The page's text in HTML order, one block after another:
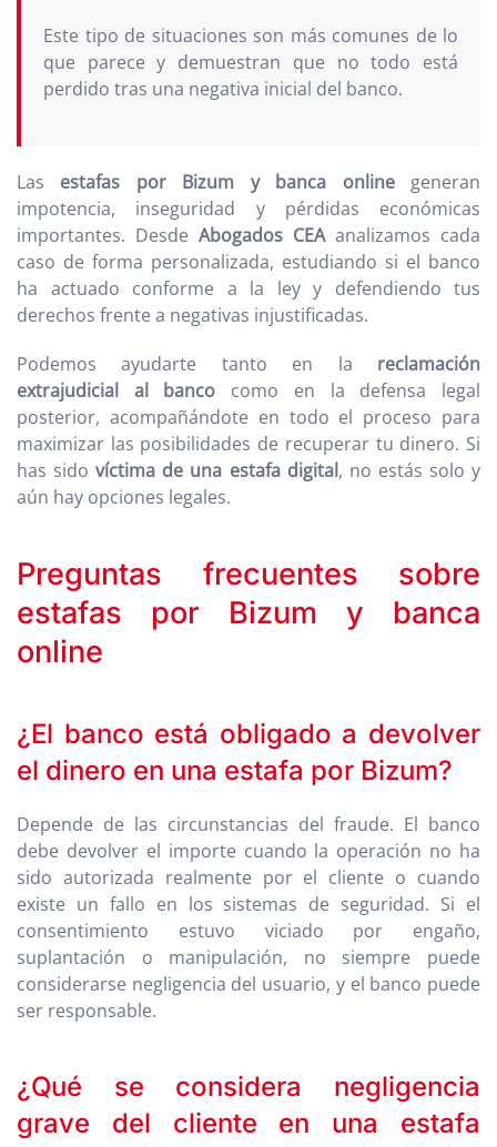
Este tipo de situaciones son más comunes de lo
que parece y demuestran que no todo está
perdido tras una negativa inicial del banco.
Las estafas por Bizum y banca onlinegeneran
impotencia, inseguridad y pérdidas económicas
importantes. Desde Abogados CEAanalizamos cada
caso de forma personalizada, estudiando si el banco
ha actuado conforme a la ley y defendiendo tus
derechos frente a negativas injustificadas.
Podemos ayudarte tanto en la reclamación
extrajudicial al banco como en la defensa legal
posterior, acompañándote en todo el proceso para
maximizar las posibilidades de recuperar tu dinero. Si
has sidovíctima de una estafa digital, no estás solo y
aún hay opciones legales.
Preguntas frecuentes sobre
estafas por Bizum y banca
online
¿El banco está obligado a devolver
el dinero en una estafa por Bizum?
Depende de las circunstancias del fraude. El banco
debe devolver el importe cuando la operación no ha
sido autorizada realmente por el cliente o cuando
existe un fallo en los sistemas de seguridad. Si el
consentimiento estuvo viciado por engaño,
suplantación o manipulación, no siempre puede
considerarse negligencia del usuario, y el banco puede
ser responsable.
¿Qué se considera negligencia
grave del cliente en una estafa